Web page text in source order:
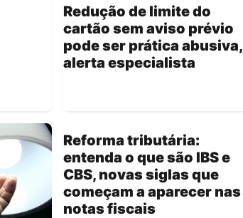
Redução de limite do
cartão sem aviso prévio
pode ser prática abusiva,
alerta especialista
Reforma tributária:
entenda o que são IBS e
CBS, novas siglas que
começam a aparecer nas
notas fiscais